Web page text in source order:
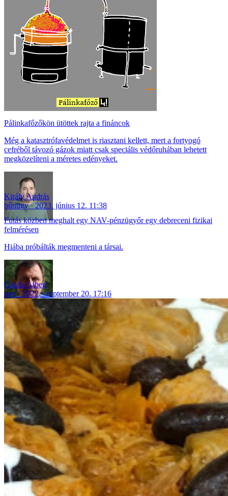
Pálinkafőzőkön ütöttek rajta a fináncok
Még a katasztrófavédelmet is riasztani kellett, mert a fortyogó
cefréből távozó gázok miatt csak speciális védőruhában lehetett
megközelíteni a méretes edényeket.
Király András
bűnügy
2023. június 12. 11:38
Futás közben meghalt egy NAV-pénzügyőr egy debreceni fizikai
felmérésen
Hiába próbálták megmenteni a társai.
Gazda Albert
nav
2022. szeptember 20. 17:16